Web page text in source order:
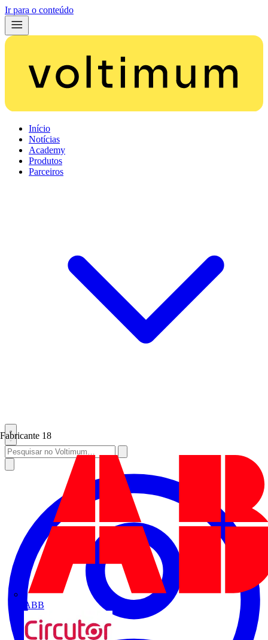
Ir para o conteúdo
Início
Notícias
Academy
Produtos
Parceiros
Fabricante 18
ABB